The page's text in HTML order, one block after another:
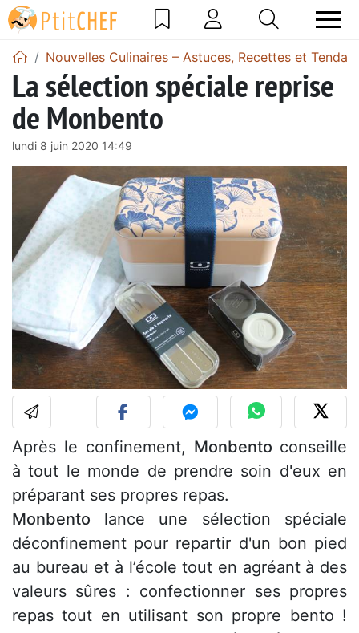
Nouvelles Culinaires – Astuces, Recettes et
La sélection spéciale reprise
de Monbento
lundi 8 juin 2020 14:49
Après le confinement, Monbento conseille
à tout le monde de prendre soin d'eux en
préparant ses propres repas.
Monbento lance une sélection spéciale
déconfinement pour repartir d'un bon pied
au bureau et à l’école tout en agréant à des
valeurs sûres : confectionner ses propres
repas tout en utilisant son propre bento !